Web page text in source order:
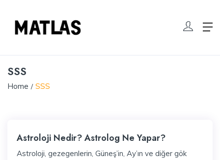
SSS
Home SSS
Astroloji Nedir? Astrolog Ne Yapar?
Astroloji, gezegenlerin, Güneş’in, Ay’ın ve diğer gök